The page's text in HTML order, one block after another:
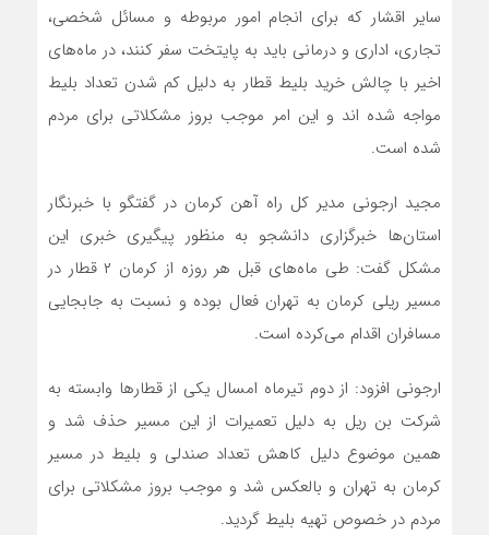
سایر اقشار که برای انجام امور مربوطه و مسائل شخصی،
تجاری، اداری و درمانی باید به پایتخت سفر کنند، در ماه‌های
اخیر با چالش خرید بلیط قطار به دلیل کم شدن تعداد بلیط
مواجه شده اند و این امر موجب بروز مشکلاتی برای مردم
شده است.
مجید ارجونی مدیر کل راه آهن کرمان در گفتگو با خبرنگار
استان‌ها خبرگزاری دانشجو به منظور پیگیری خبری این
مشکل گفت: طی ماه‌های قبل هر روزه از کرمان ۲ قطار در
مسیر ریلی کرمان به تهران فعال بوده و نسبت به جابجایی
مسافران اقدام می‌کرده است.
ارجونی افزود: از دوم تیرماه امسال یکی از قطار‌ها وابسته به
شرکت بن ریل به دلیل تعمیرات از این مسیر حذف شد و
همین موضوع دلیل کاهش تعداد صندلی و بلیط در مسیر
کرمان به تهران و بالعکس شد و موجب بروز مشکلاتی برای
مردم در خصوص تهیه بلیط گردید.